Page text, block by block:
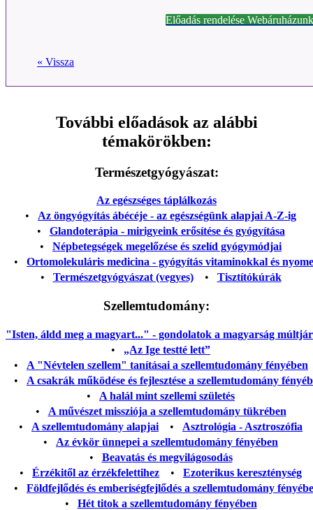
Előadás rendelése
« Vissza
További előadások az alábbi
témakörökben:
Természetgyógyászat:
Az egészséges táplálkozás
• Az öngyógyítás ábécéje - az egészségünk alapjai A-Z-ig
• Glandoterápia - mirigyeink erősítése és gyógyítása
• Népbetegségek megelőzése és szelíd gyógymódjai
• Ortomolekuláris medicina - gyógyítás vitaminokkal és
• Természetgyógyászat (vegyes)• Tisztítókúrák
Szellemtudomány:
"Isten, áldd meg a magyart..." - gondolatok a magyarság
• „Az Ige testté lett”
• A "Névtelen szellem" tanításai a szellemtudomány fényében
• A csakrák működése és fejlesztése a szellemtudomány
• A halál mint szellemi születés
• A művészet missziója a szellemtudomány tükrében
• A szellemtudomány alapjai • Asztrológia - Asztroszófia
• Az évkör ünnepei a szellemtudomány fényében
• Beavatás és megvilágosodás
• Érzékitől az érzékfelettihez • Ezoterikus kereszténység
• Földfejlődés és emberiségfejlődés a szellemtudomány
• Hét titok a szellemtudomány fényében